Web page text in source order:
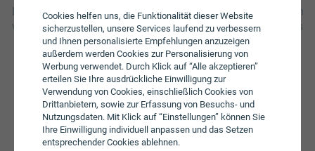
Cookies helfen uns, die Funktionalität dieser Website
sicherzustellen, unsere Services laufend zu verbessern
und Ihnen personalisierte Empfehlungen anzuzeigen
außerdem werden Cookies zur Personalisierung von
Werbung verwendet. Durch Klick auf “Alle akzeptieren”
erteilen Sie Ihre ausdrückliche Einwilligung zur
Verwendung von Cookies, einschließlich Cookies von
Drittanbietern, sowie zur Erfassung von Besuchs- und
Nutzungsdaten. Mit Klick auf “Einstellungen” können Sie
Ihre Einwilligung individuell anpassen und das Setzen
entsprechender Cookies ablehnen.
Beim Tarif Oja 55 Winteraktion fallen monatliche Gebühren
von € 18,00 an. Weiters fallen einmalige Gebühren von bis
zu € 160,00 an. Die Einmalkosten können sich durch eine
längere Bindungsfrist reduzieren.